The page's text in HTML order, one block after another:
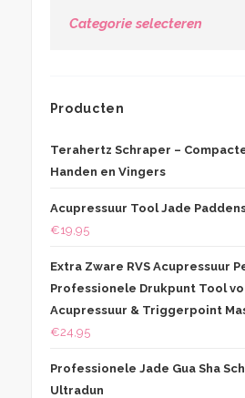
Producten
Terahertz Schraper –
Handen en Vingers
Acupressuur Tool Jade
€19,95
Extra Zware RVS Acupressuur
Professionele Drukpunt Tool
Acupressuur & Triggerpoint
€24,95
Professionele Jade Gua Sha
Ultradun